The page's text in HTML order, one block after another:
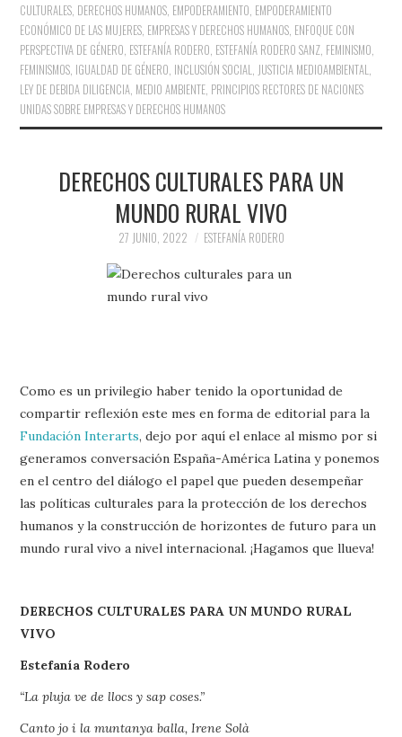
CULTURALES DERECHOS HUMANOS EMPODERAMIENTO EMPODERAMIENTO
ECONÓMICO DE LAS MUJERES EMPRESAS Y DERECHOS HUMANOS ENFOQUE CON
PERSPECTIVA DE GÉNERO ESTEFANÍA RODERO ESTEFANÍA RODERO SANZ FEMINISMO
FEMINISMOS IGUALDAD DE GÉNERO INCLUSIÓN SOCIAL JUSTICIA MEDIOAMBIENTAL
LEY DE DEBIDA DILIGENCIA MEDIO AMBIENTE PRINCIPIOS RECTORES DE NACIONES
UNIDAS SOBRE EMPRESAS Y DERECHOS HUMANOS
DERECHOS CULTURALES PARA UN
MUNDO RURAL VIVO
27 JUNIO, 2022 ESTEFANÍA RODERO
Como es un privilegio haber tenido la oportunidad de
compartir reflexión este mes en forma de editorial para la
Fundación Interarts, dejo por aquí el enlace al mismo por si
generamos conversación España-América Latina y ponemos
en el centro del diálogo el papel que pueden desempeñar
las políticas culturales para la protección de los derechos
humanos y la construcción de horizontes de futuro para un
mundo rural vivo a nivel internacional. ¡Hagamos que llueva!
DERECHOS CULTURALES PARA UN MUNDO RURAL
VIVO
Estefanía Rodero
“La pluja ve de llocs y sap coses.”
Canto jo i la muntanya balla, Irene Solà